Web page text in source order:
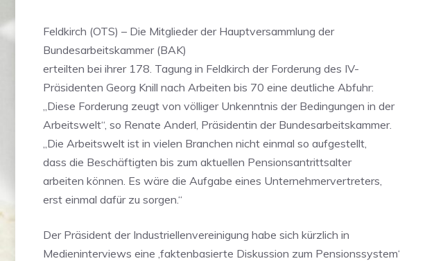
Feldkirch (OTS) – Die Mitglieder der Hauptversammlung der
Bundesarbeitskammer (BAK)
erteilten bei ihrer 178. Tagung in Feldkirch der Forderung des IV-
Präsidenten Georg Knill nach Arbeiten bis 70 eine deutliche Abfuhr:
„Diese Forderung zeugt von völliger Unkenntnis der Bedingungen in der
Arbeitswelt“, so Renate Anderl, Präsidentin der Bundesarbeitskammer.
„Die Arbeitswelt ist in vielen Branchen nicht einmal so aufgestellt,
dass die Beschäftigten bis zum aktuellen Pensionsantrittsalter
arbeiten können. Es wäre die Aufgabe eines Unternehmervertreters,
erst einmal dafür zu sorgen.“
Der Präsident der Industriellenvereinigung habe sich kürzlich in
Medieninterviews eine ‚faktenbasierte Diskussion zum Pensionssystem‘